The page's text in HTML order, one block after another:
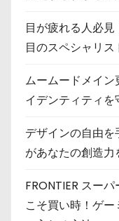
目が疲れる人必
目のスペシャリ
ムームードメイ
イデンティティを
デザインの自由
があなたの創造
FRONTIER スー
こそ買い時！ゲ